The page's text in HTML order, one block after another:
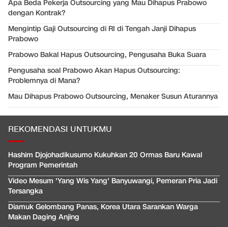
Apa Beda Pekerja Outsourcing yang Mau Dihapus Prabowo
dengan Kontrak?
Mengintip Gaji Outsourcing di RI di Tengah Janji Dihapus
Prabowo
Prabowo Bakal Hapus Outsourcing, Pengusaha Buka Suara
Pengusaha soal Prabowo Akan Hapus Outsourcing:
Problemnya di Mana?
Mau Dihapus Prabowo Outsourcing, Menaker Susun Aturannya
REKOMENDASI UNTUKMU
Hashim Djojohadikusumo Kukuhkan 20 Ormas Baru Kawal
Program Pemerintah
Video Mesum 'Yang Wis Yang' Banyuwangi, Pemeran Pria Jadi
Tersangka
Diamuk Gelombang Panas, Korea Utara Sarankan Warga
Makan Daging Anjing